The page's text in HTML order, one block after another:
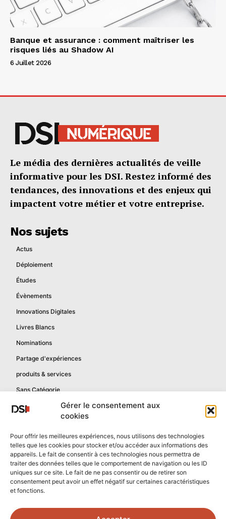
Gérer le consentement aux
cookies
Pour offrir les meilleures expériences, nous utilisons des technologies
telles que les cookies pour stocker et/ou accéder aux informations des
appareils. Le fait de consentir à ces technologies nous permettra de
traiter des données telles que le comportement de navigation ou les ID
uniques sur ce site. Le fait de ne pas consentir ou de retirer son
consentement peut avoir un effet négatif sur certaines caractéristiques
et fonctions.
Banque et assurance : comment maîtriser les
risques liés au Shadow AI
6 Juillet 2026
Le média des dernières actualités de veille
informative pour les DSI. Restez informé des
tendances, des innovations et des enjeux qui
impactent votre métier et votre entreprise.
Nos sujets
Actus
Déploiement
Études
Évènements
Innovations Digitales
Livres Blancs
Nominations
Partage d'expériences
produits & services
Sans Catégorie
Mentions légales
Politique de confidentialité
Contactez-nous
Confidentialité reCAPTCHA
Conditions reCAPTCHA